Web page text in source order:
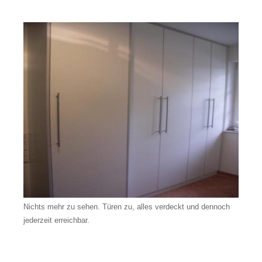
Nichts mehr zu sehen. Türen zu, alles verdeckt und dennoch
jederzeit erreichbar.